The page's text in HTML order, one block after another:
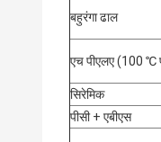
बहुरंगा ढाल
एच पीएलए (100 ℃
सिरेमिक
पीसी + एबीएस